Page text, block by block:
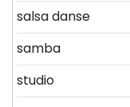
salsa danse
samba
studio